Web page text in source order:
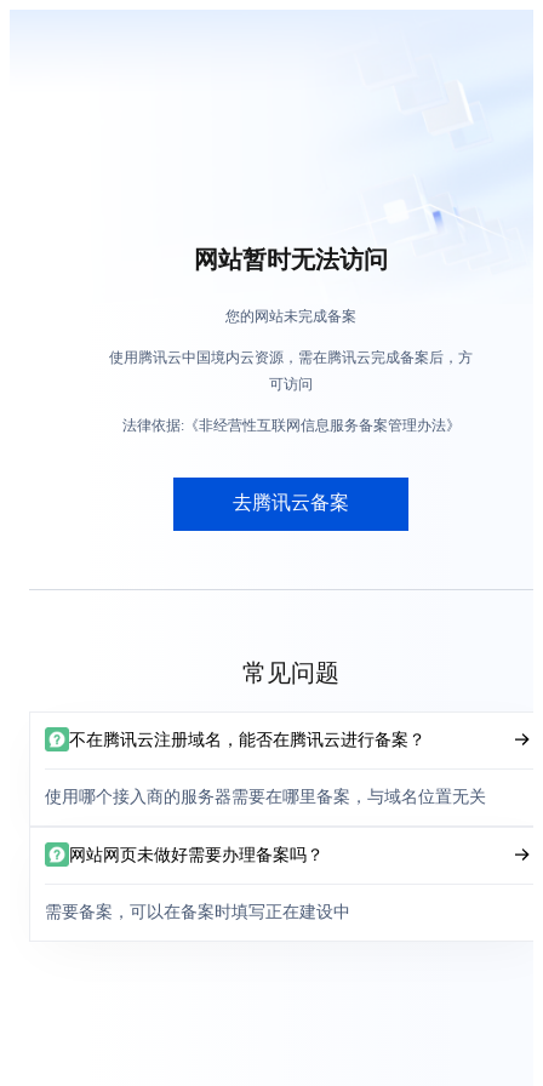
网站暂时无法访问
您的网站未完成备案
使用腾讯云中国境内云资源，需在腾讯云完成备案后，方
可访问
法律依据:《非经营性互联网信息服务备案管理办法》
去腾讯云备案
常见问题
不在腾讯云注册域名，能否在腾讯云进行备案？
使用哪个接入商的服务器需要在哪里备案，与域名位置无关
网站网页未做好需要办理备案吗？
需要备案，可以在备案时填写正在建设中